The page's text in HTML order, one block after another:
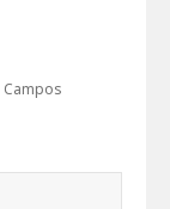
Campos